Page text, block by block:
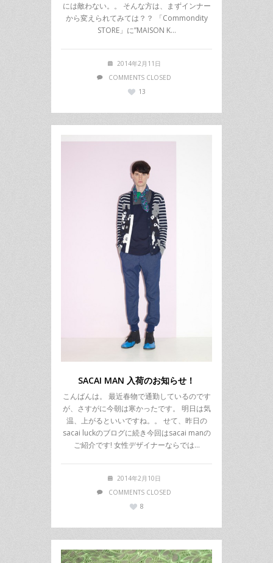
には敵わない。。 そんな方は、まずインナー
から変えられてみては？？ 「Commondity
STORE」に”MAISON K…
2014年2月11日
COMMENTS CLOSED
13
SACAI MAN 入荷のお知らせ！
こんばんは。 最近春物で通勤しているのです
が、さすがに今朝は寒かったです。 明日は気
温、上がるといいですね。。 せて、昨日の
sacai luckのブログに続き今回はsacai manの
ご紹介です! 女性デザイナーならでは…
2014年2月10日
COMMENTS CLOSED
8